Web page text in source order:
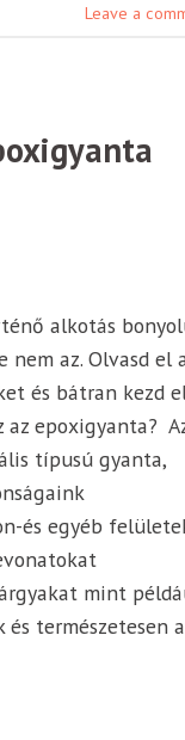
Leave a
alkotás
az. Olvasd el
és bátran kezd
epoxigyanta?
típusú gyanta,
és egyéb
mint
természetesen a